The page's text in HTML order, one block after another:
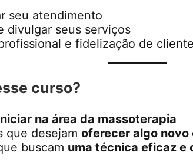
seu atendimento
divulgar seus serviços
e fidelização de
curso?
na área da massoterapia
que desejam oferecer algo
buscam uma técnica eficaz e